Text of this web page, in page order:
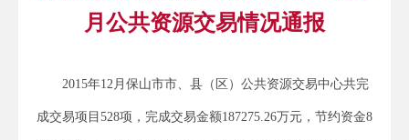
月公共资源交易情况通报
2015年12月保山市市、县（区）公共资源交易中心共完
成交易项目528项，完成交易金额187275.26万元，节约资金8